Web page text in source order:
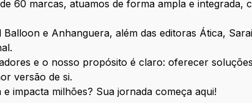
60 marcas, atuamos de forma ampla e
e Anhanguera, além das editoras Ática,
e o nosso propósito é claro: oferecer
versão de si.
impacta milhões? Sua jornada começa aqui!